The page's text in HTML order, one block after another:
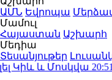
ԱՄՆ Եվրոպա
Մամուլ
Հայաստան Աշխարհ
Մեդիա
Տեսանյութեր
և Մոսկվա20:51